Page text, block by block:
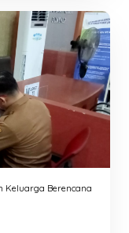
Keluarga Berencana